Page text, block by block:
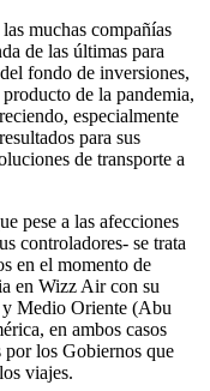
muchas compañías
de las últimas para
fondo de inversiones,
de la pandemia,
especialmente
para sus
de transporte a
pese a las afecciones
controladores- se trata
en el momento de
en Wizz Air con su
y Medio Oriente (Abu
en ambos casos
por los Gobiernos que
viajes.